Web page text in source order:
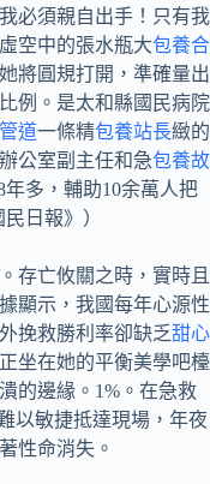
必須親自出手！只有我
空中的張水瓶大包養合
將圓規打開，準確量出
比例。是太和縣國民病院
道一條精包養站長緻的
公室副主任和急包養故
多，輔助10余萬人把
日報》）
存亡攸關之時，實時且
顯示，我國每年心源性
挽救勝利率卻缺乏甜心
坐在她的平衡美學吧檯
的邊緣。1%。在急救
以敏捷抵達現場，年夜
性命消失。